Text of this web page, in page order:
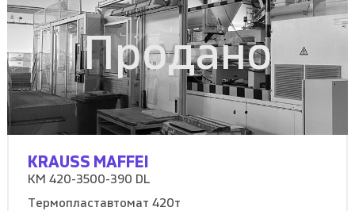
Продано
KRAUSS MAFFEI
KM 420-3500-390 DL
Термопластавтомат 420т